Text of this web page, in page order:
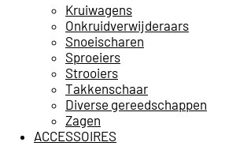
Kruiwagens
Onkruidverwijderaars
Snoeischaren
Sproeiers
Strooiers
Takkenschaar
Diverse gereedschappen
Zagen
ACCESSOIRES